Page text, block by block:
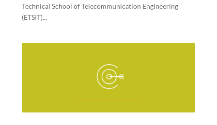
Technical School of Telecommunication Engineering
(ETSIT)...